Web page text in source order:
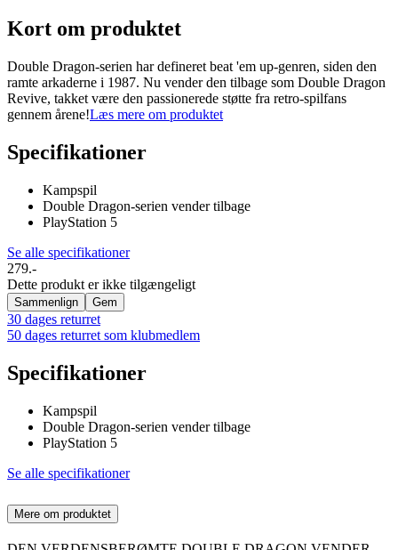
Kort om produktet
Double Dragon-serien har defineret beat 'em up-genren, siden den
ramte arkaderne i 1987. Nu vender den tilbage som Double Dragon
Revive, takket være den passionerede støtte fra retro-spilfans
gennem årene!Læs mere om produktet
Specifikationer
Kampspil
Double Dragon-serien vender tilbage
PlayStation 5
Se alle specifikationer
279.-
Dette produkt er ikke tilgængeligt
Sammenlign Gem
30 dages returret
50 dages returret som klubmedlem
Specifikationer
Kampspil
Double Dragon-serien vender tilbage
PlayStation 5
Se alle specifikationer
Mere om produktet